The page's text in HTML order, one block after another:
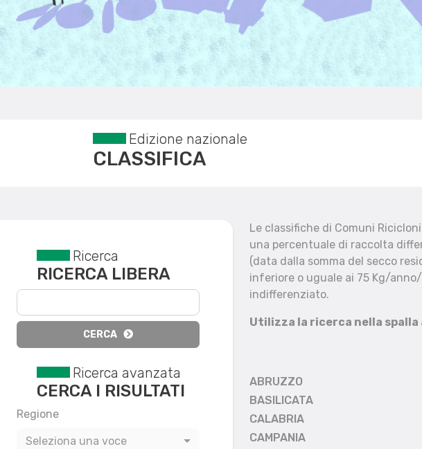
Edizione nazionale
CLASSIFICA
Reset filtri
Ricerca
RICERCA LIBERA
CERCA
Ricerca avanzata
CERCA I RISULTATI
Regione
Seleziona una voce
Le classifiche di Comuni
una percentuale di raccolta
(data dalla somma del secco
inferiore o uguale ai 75 Kg/
indifferenziato.
Utilizza la ricerca nella
ABRUZZO
BASILICATA
CALABRIA
CAMPANIA